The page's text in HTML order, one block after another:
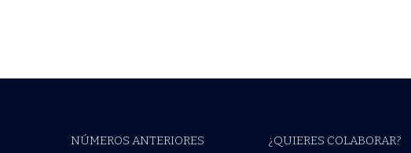
NÚMEROS ANTERIORES ¿QUIERES COLABORAR?